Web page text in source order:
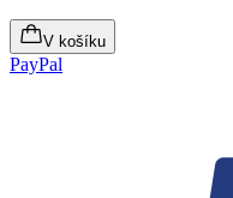
V košíku
PayPal